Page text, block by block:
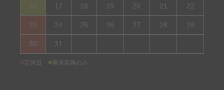
16 17 18 19 20 21 22
23 24 25 26 27 28 29
30 31
定休日 発送業務のみ